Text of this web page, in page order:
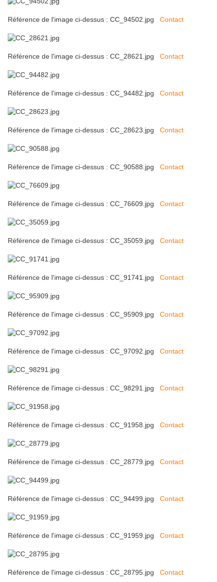
Référence de l'image ci-dessus : CC_94502.jpg Contact
Référence de l'image ci-dessus : CC_28621.jpg Contact
Référence de l'image ci-dessus : CC_94482.jpg Contact
Référence de l'image ci-dessus : CC_28623.jpg Contact
Référence de l'image ci-dessus : CC_90588.jpg Contact
Référence de l'image ci-dessus : CC_76609.jpg Contact
Référence de l'image ci-dessus : CC_35059.jpg Contact
Référence de l'image ci-dessus : CC_91741.jpg Contact
Référence de l'image ci-dessus : CC_95909.jpg Contact
Référence de l'image ci-dessus : CC_97092.jpg Contact
Référence de l'image ci-dessus : CC_98291.jpg Contact
Référence de l'image ci-dessus : CC_91958.jpg Contact
Référence de l'image ci-dessus : CC_28779.jpg Contact
Référence de l'image ci-dessus : CC_94499.jpg Contact
Référence de l'image ci-dessus : CC_91959.jpg Contact
Référence de l'image ci-dessus : CC_28795.jpg Contact